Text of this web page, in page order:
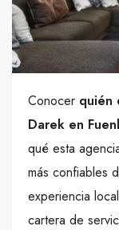
Conocer quién
Darek en
qué esta
más confiables
experiencia
cartera de